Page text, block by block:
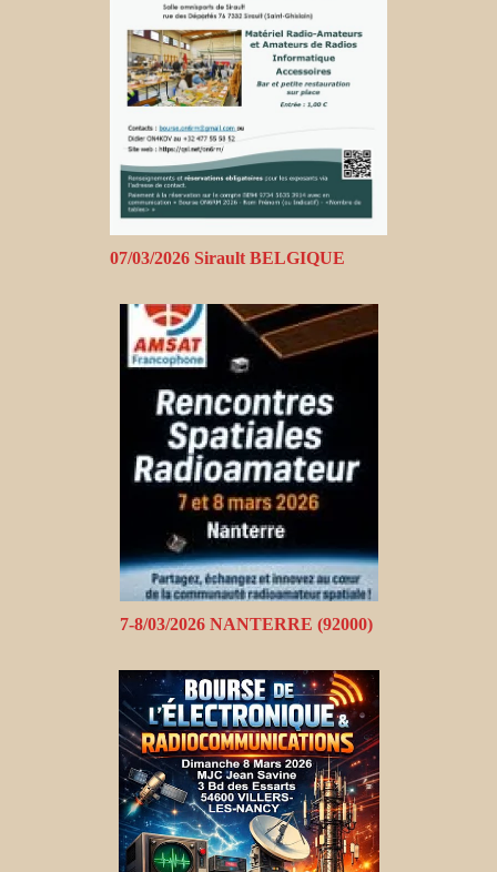
07/03/2026 Sirault BELGIQUE
7-8/03/2026 NANTERRE (92000)